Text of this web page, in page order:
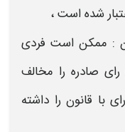
شده است ،
: ممکن است فردی
صادره را مخالف
با قانون را داشته